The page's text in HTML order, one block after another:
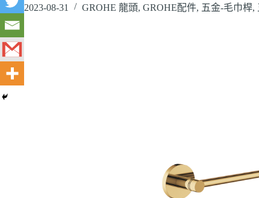
2023-08-31 GROHE 龍頭, GROHE配件, 五金-毛巾桿,